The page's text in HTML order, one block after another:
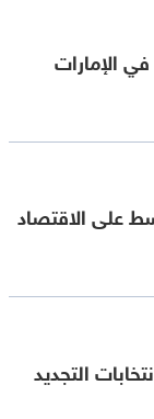
الإمارات
على الاقتصاد
التجديد